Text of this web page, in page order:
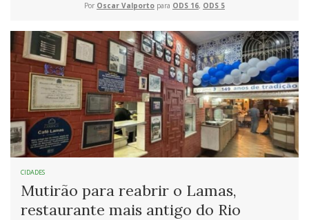
Por Oscar Valporto para ODS 16, ODS 5
CIDADES
Mutirão para reabrir o Lamas,
restaurante mais antigo do Rio